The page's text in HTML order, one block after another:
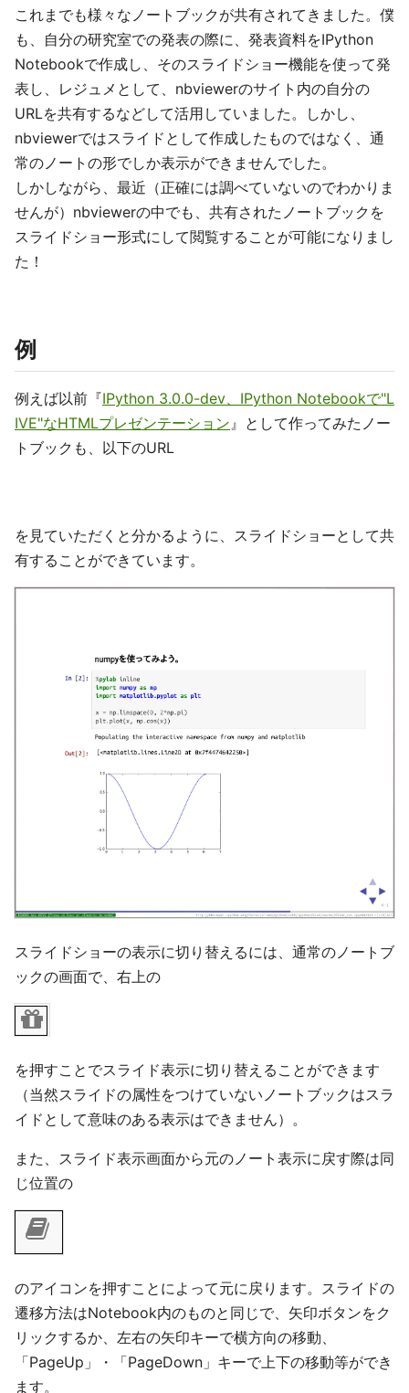
これまでも様々なノートブックが共有されてきました。僕
も、自分の研究室での発表の際に、発表資料をIPython
Notebookで作成し、そのスライドショー機能を使って発
表し、レジュメとして、nbviewerのサイト内の自分の
URLを共有するなどして活用していました。しかし、
nbviewerではスライドとして作成したものではなく、通
常のノートの形でしか表示ができませんでした。
しかしながら、最近（正確には調べていないのでわかりま
せんが）nbviewerの中でも、共有されたノートブックを
スライドショー形式にして閲覧することが可能になりまし
た！
例
例えば以前『IPython 3.0.0-dev、IPython Notebookで"L
IVE"なHTMLプレゼンテーション』として作ってみたノー
トブックも、以下のURL
を見ていただくと分かるように、スライドショーとして共
有することができています。
スライドショーの表示に切り替えるには、通常のノートブ
ックの画面で、右上の
を押すことでスライド表示に切り替えることができます
（当然スライドの属性をつけていないノートブックはスラ
イドとして意味のある表示はできません）。
また、スライド表示画面から元のノート表示に戻す際は同
じ位置の
のアイコンを押すことによって元に戻ります。スライドの
遷移方法はNotebook内のものと同じで、矢印ボタンをク
リックするか、左右の矢印キーで横方向の移動、
「PageUp」・「PageDown」キーで上下の移動等ができ
ます。